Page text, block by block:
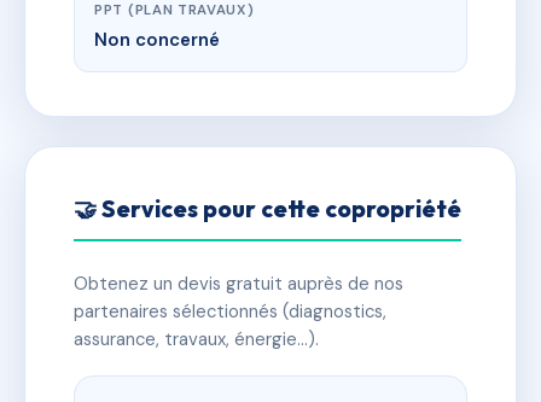
PPT (PLAN TRAVAUX)
Non concerné
🤝 Services pour cette copropriété
Obtenez un devis gratuit auprès de nos
partenaires sélectionnés (diagnostics,
assurance, travaux, énergie…).